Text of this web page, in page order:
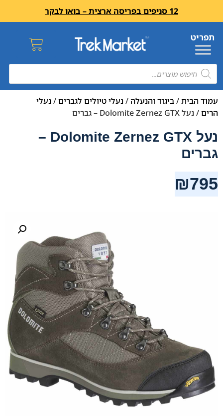
12 סניפים בפריסה ארצית – בואו לבקר
עמוד הבית/ביגוד והנעלה / נעלי טיולים לגברים/ נעלי
הרים/ נעל Dolomite Zernez GTX – גברים
נעל Dolomite Zernez GTX –
גברים
₪795